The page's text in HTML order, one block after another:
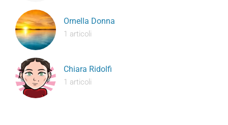
Ornella Donna
1 articoli
Chiara Ridolfi
1 articoli